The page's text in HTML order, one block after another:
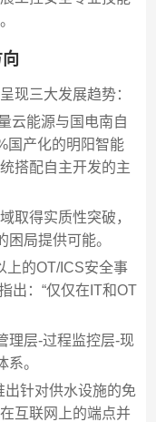
现三大发展趋势：
云能源与国电南自
国产化的明阳智能
搭配自主开发的主
取得实质性突破，
困局提供可能。
上的OT/ICS安全事
出：“仅仅在IT和OT
理层-过程监控层-现
。
针对供水设施的免
互联网上的端点并